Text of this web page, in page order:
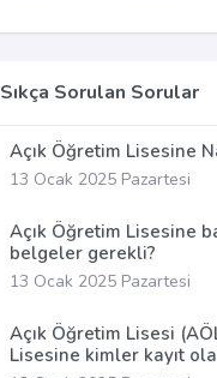
Sıkça Sorulan Sorular
Açık Öğretim Lisesine
13 Ocak 2025 Pazartesi
Açık Öğretim Lisesine
belgeler gerekli?
13 Ocak 2025 Pazartesi
Açık Öğretim Lisesi
Lisesine kimler kayıt